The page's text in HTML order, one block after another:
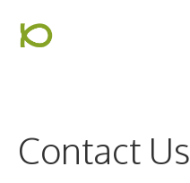
Contact Us